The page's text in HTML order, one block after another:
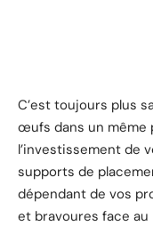
C’est toujours plus
œufs dans un même
l’investissement de
supports de
dépendant de vos
et bravoures face au